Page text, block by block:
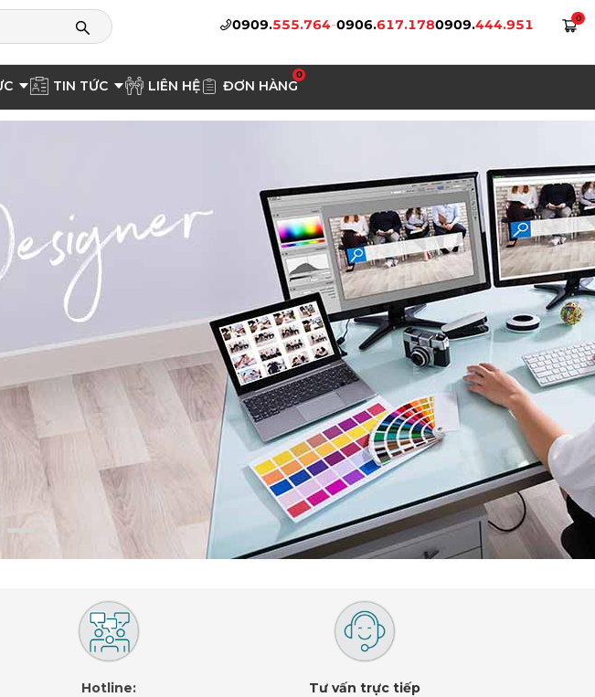
0909.555.764-0906.617.1780909.444.951 0
TIN TỨC LIÊN HỆ ĐƠN HÀNG
0
Hotline:
Tư vấn trực tiếp